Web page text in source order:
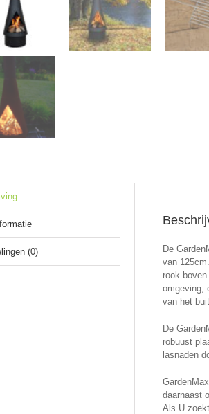
(0)
De
van
rook
omgeving,
van het
De
robuust
lasnaden
daarnaast
Als U